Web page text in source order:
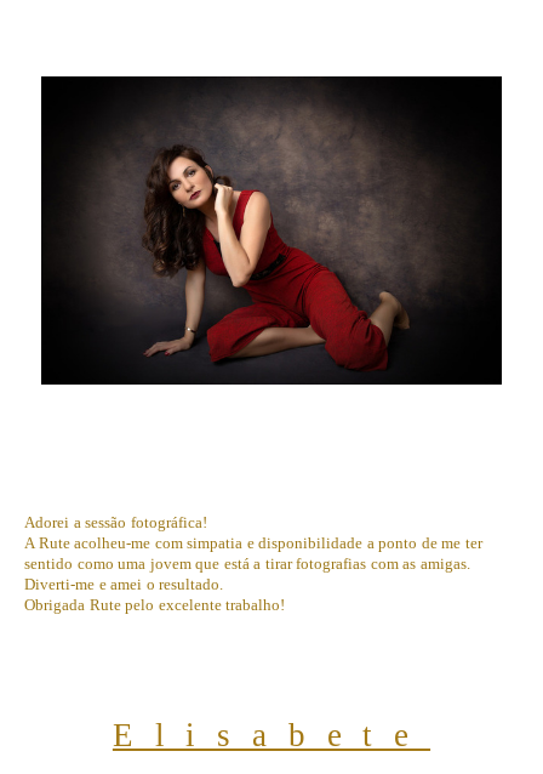
Adorei a sessão fotográfica!
A Rute acolheu-me com simpatia e disponibilidade a ponto de me ter
sentido como uma jovem que está a tirar fotografias com as amigas.
Diverti-me e amei o resultado.
Obrigada Rute pelo excelente trabalho!
Elisabete